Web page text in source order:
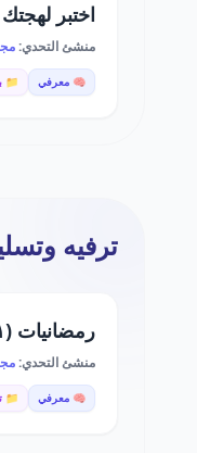
اختبر
منشئ التحدي:
🧠 معرفي 📁
ترفيه
رمضانيات (١)
منشئ التحدي:
🧠 معرفي 📁